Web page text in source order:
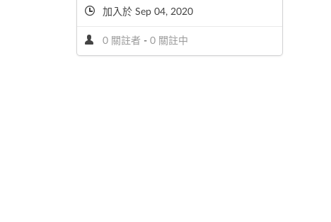
加入於 Sep 04, 2020
0 關註者 - 0 關註中